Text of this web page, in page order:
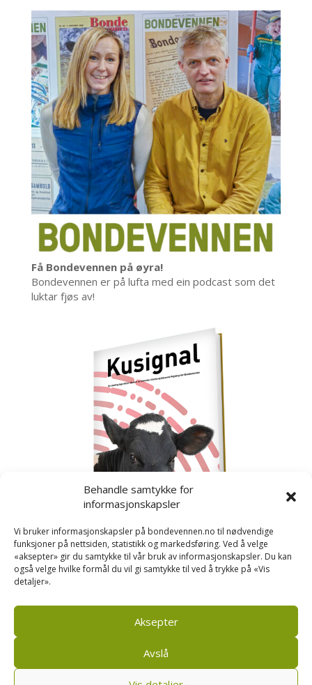
Behandle samtykke for
informasjonskapsler
Vi bruker informasjonskapsler på bondevennen.no til nødvendige
funksjoner på nettsiden, statistikk og markedsføring. Ved å velge
«aksepter» gir du samtykke til vår bruk av informasjonskapsler. Du kan
også velge hvilke formål du vil gi samtykke til ved å trykke på «Vis
detaljer».
Aksepter
Avslå
Få Bondevennen på øyra!
Bondevennen er på lufta med ein podcast som det
luktar fjøs av!
Kusignal
om kusignal i eit eige hefte.